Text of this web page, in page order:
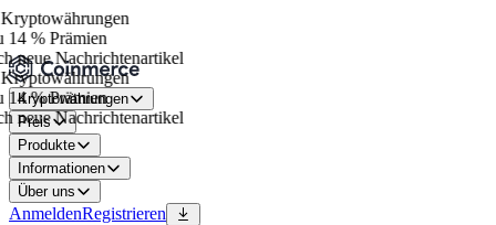
% Prämien
neue Nachrichtenartikel
% Prämien
neue Nachrichtenartikel
Kryptowährungen
Preis
Produkte
Informationen
Über uns
AnmeldenRegistrieren